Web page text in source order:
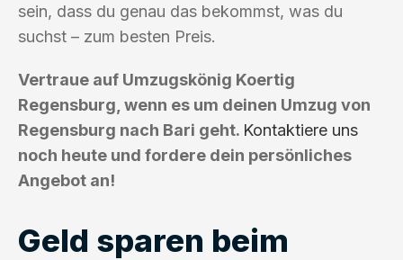
sein, dass du genau das bekommst, was du
suchst – zum besten Preis.
Vertraue auf Umzugskönig Koertig
Regensburg, wenn es um deinen Umzug von
Regensburg nach Bari geht. Kontaktiere uns
noch heute und fordere dein persönliches
Angebot an!
Geld sparen beim